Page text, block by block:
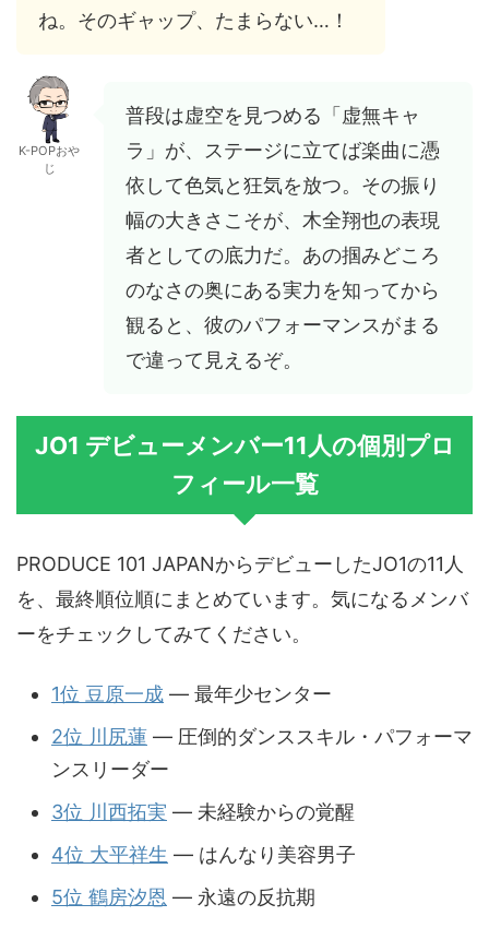
ね。そのギャップ、たまらない…！
K-POPおや
じ
普段は虚空を見つめる「虚無キャ
ラ」が、ステージに立てば楽曲に憑
依して色気と狂気を放つ。その振り
幅の大きさこそが、木全翔也の表現
者としての底力だ。あの掴みどころ
のなさの奥にある実力を知ってから
観ると、彼のパフォーマンスがまる
で違って見えるぞ。
JO1 デビューメンバー11人の個別プロ
フィール一覧
PRODUCE 101 JAPANからデビューしたJO1の11人
を、最終順位順にまとめています。気になるメンバ
ーをチェックしてみてください。
1位 豆原一成 — 最年少センター
2位 川尻蓮 — 圧倒的ダンススキル・パフォーマ
ンスリーダー
3位 川西拓実 — 未経験からの覚醒
4位 大平祥生 — はんなり美容男子
5位 鶴房汐恩 — 永遠の反抗期